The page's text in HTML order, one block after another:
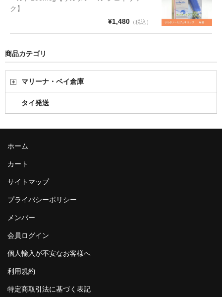
ク】
¥1,480（税込）
商品カテゴリ
マリーナ・ベイ倉庫
タイ発送
ホーム
カート
サイトマップ
プライバシーポリシー
メンバー
会員ログイン
個人輸入が不安なお客様へ
利用規約
特定商取引法に基づく表記